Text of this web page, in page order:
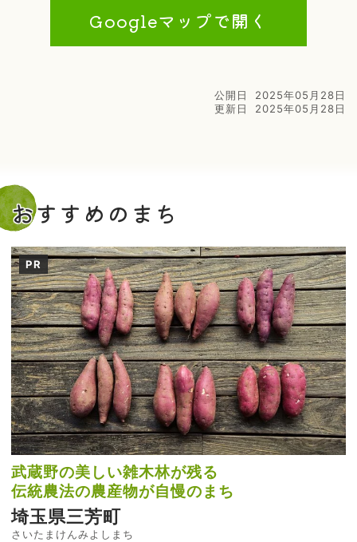
Googleマップで開く
公開日
2025年05月28日
更新日
2025年05月28日
おすすめのまち
PR
武蔵野の美しい雑木林が残る
伝統農法の農産物が自慢のまち
埼玉県三芳町
さいたまけんみよしまち